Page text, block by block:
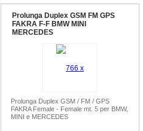
Prolunga Duplex GSM FM GPS
FAKRA F-F BMW MINI
MERCEDES
Prolunga Duplex GSM / FM / GPS
FAKRA Female - Female mt. 5 per BMW,
MINI e MERCEDES